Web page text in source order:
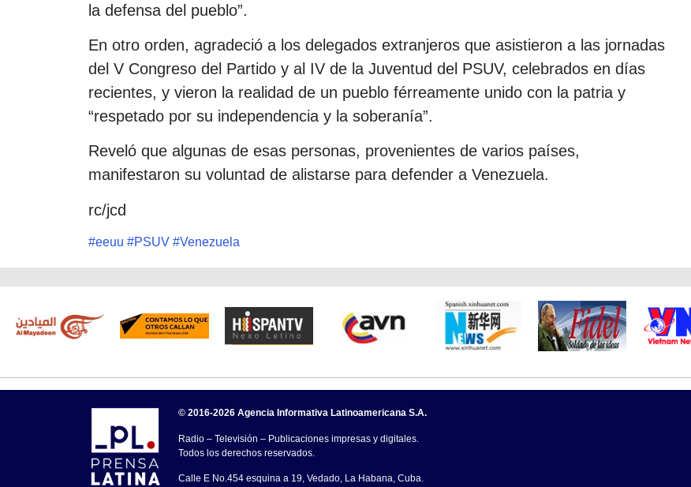
la defensa del pueblo”.
En otro orden, agradeció a los delegados extranjeros que asistieron a las jornadas
del V Congreso del Partido y al IV de la Juventud del PSUV, celebrados en días
recientes, y vieron la realidad de un pueblo férreamente unido con la patria y
“respetado por su independencia y la soberanía”.
Reveló que algunas de esas personas, provenientes de varios países,
manifestaron su voluntad de alistarse para defender a Venezuela.
rc/jcd
#eeuu #PSUV #Venezuela
© 2016-2026 Agencia Informativa Latinoamericana S.A.
Radio – Televisión – Publicaciones impresas y digitales.
Todos los derechos reservados.
Calle E No.454 esquina a 19, Vedado, La Habana, Cuba.